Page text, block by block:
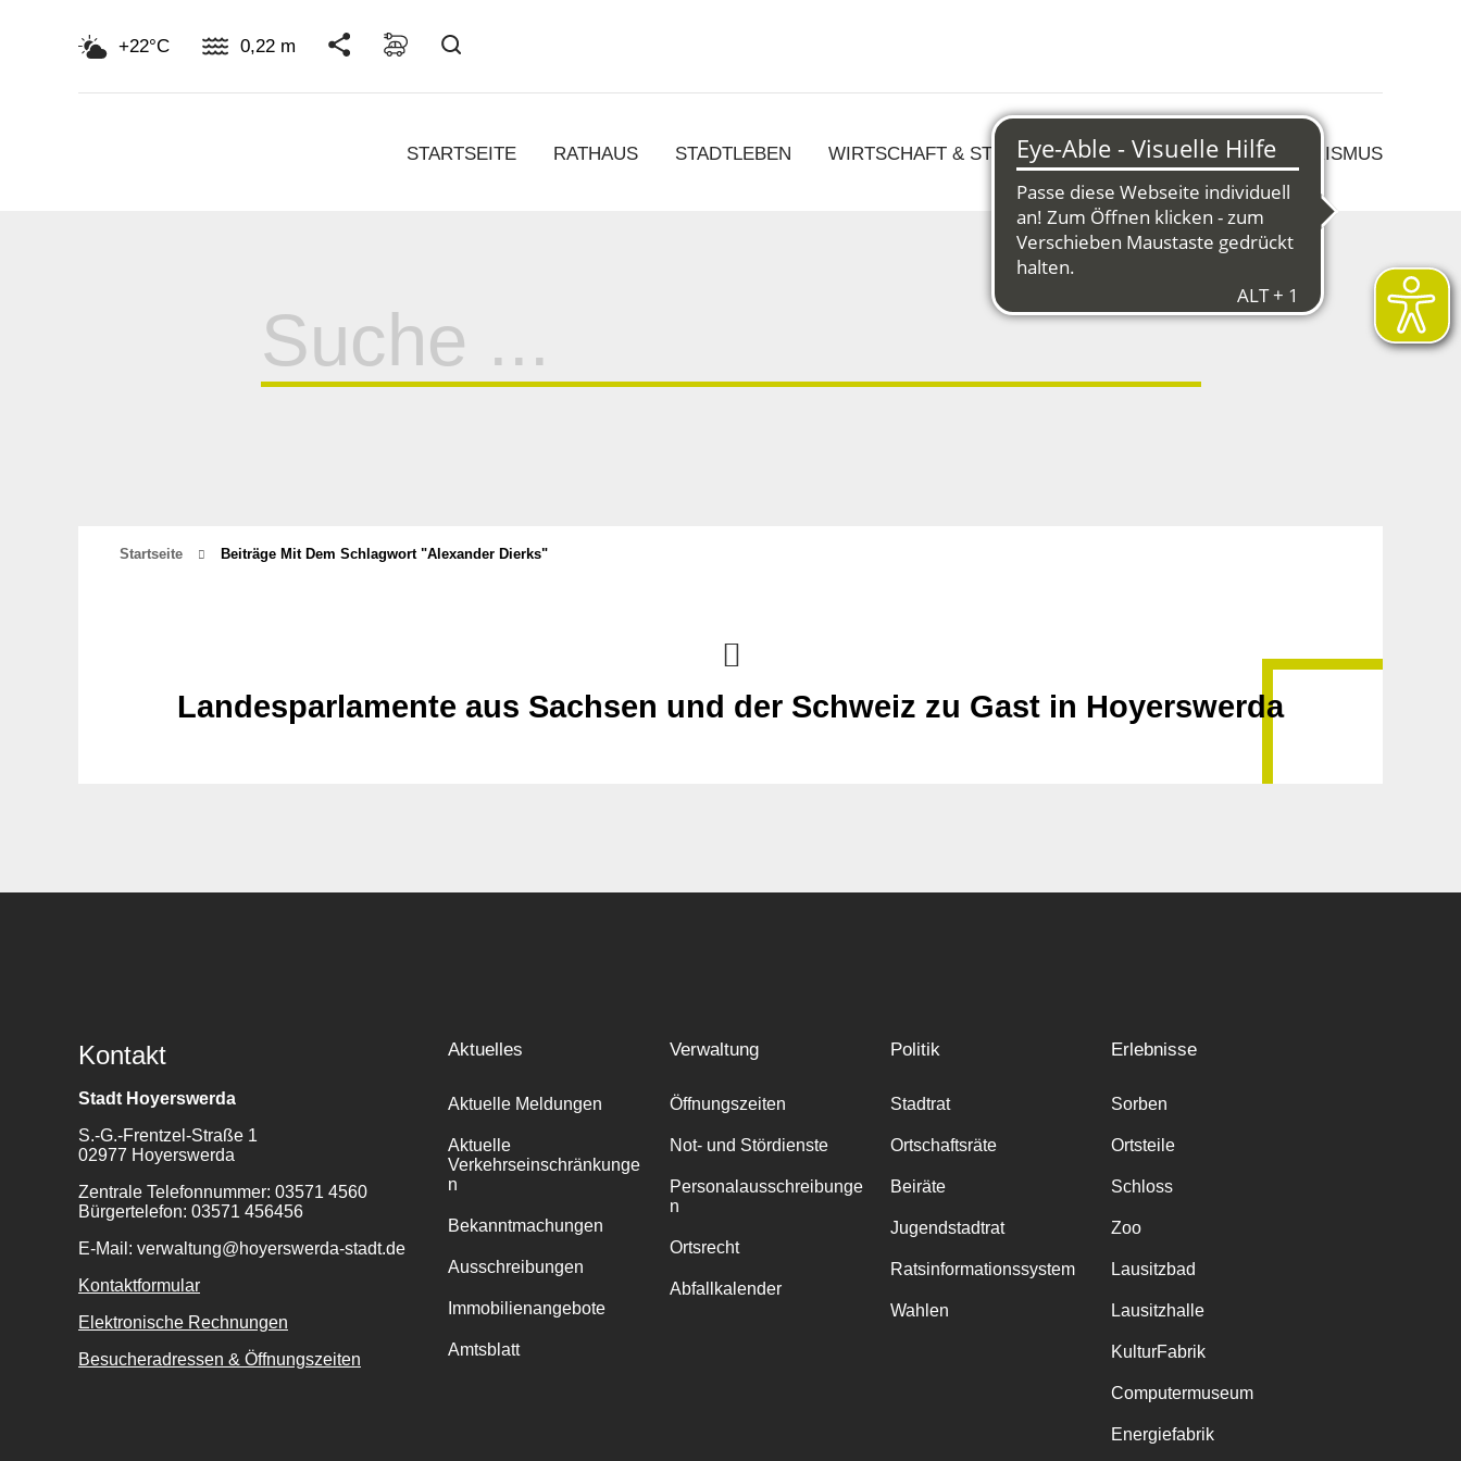
+22°C 0,22 m
STARTSEITE RATHAUS STADTLEBEN WIRTSCHAFT & STRUKTURWANDEL KULTUR & TOURISMUS
für:
Startseite Beiträge Mit Dem Schlagwort "Alexander Dierks"
Landesparlamente aus Sachsen und der Schweiz zu Gast in Hoyerswerda
Kontakt
Stadt Hoyerswerda
S.-G.-Frentzel-Straße 1
02977 Hoyerswerda
Zentrale Telefonnummer: 03571 4560
Bürgertelefon: 03571 456456
E-Mail: verwaltung@hoyerswerda-stadt.de
Kontaktformular
Elektronische Rechnungen
Besucheradressen & Öffnungszeiten
Aktuelles
Aktuelle Meldungen
Aktuelle
Verkehrseinschränkunge
n
Bekanntmachungen
Ausschreibungen
Immobilienangebote
Amtsblatt
Verwaltung
Öffnungszeiten
Not- und Stördienste
Personalausschreibunge
n
Ortsrecht
Abfallkalender
Politik
Stadtrat
Ortschaftsräte
Beiräte
Jugendstadtrat
Ratsinformationssystem
Wahlen
Erlebnisse
Sorben
Ortsteile
Schloss
Zoo
Lausitzbad
Lausitzhalle
KulturFabrik
Computermuseum
Energiefabrik